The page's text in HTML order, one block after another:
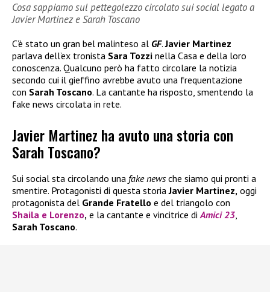
Cosa sappiamo sul pettegolezzo circolato sui social legato a
Javier Martinez e Sarah Toscano
C’è stato un gran bel malinteso al GF.Javier Martinez
parlava dell’ex tronista Sara Tozzi nella Casa e della loro
conoscenza. Qualcuno però ha fatto circolare la notizia
secondo cui il gieffino avrebbe avuto una frequentazione
con Sarah Toscano. La cantante ha risposto, smentendo la
fake news circolata in rete.
Javier Martinez ha avuto una storia con
Sarah Toscano?
Sui social sta circolando una fake newsche siamo qui pronti a
smentire. Protagonisti di questa storiaJavier Martinez, oggi
protagonista del Grande Fratello e del triangolo con
Shaila e Lorenzo, e la cantante e vincitrice di Amici 23
Sarah Toscano.